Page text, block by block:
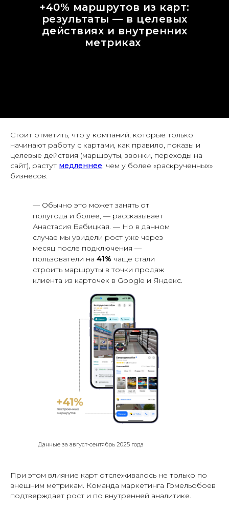
+40% маршрутов из карт:
результаты — в целевых
действиях и внутренних
метриках
Стоит отметить, что у компаний, которые только
начинают работу с картами, как правило, показы и
целевые действия (маршруты, звонки, переходы на
сайт), растут медленнее, чем у более «раскрученных»
бизнесов.
— Обычно это может занять от
полугода и более, — рассказывает
Анастасия Бабицкая. — Но в данном
случае мы увидели рост уже через
месяц после подключения —
пользователи на 41% чаще стали
строить маршруты в точки продаж
клиента из карточек в Google и Яндекс.
Данные за август-сентябрь 2025 года
При этом влияние карт отслеживалось не только по
внешним метрикам. Команда маркетинга Гомельобоев
подтверждает рост и по внутренней аналитике.